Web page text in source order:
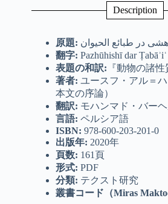
Description
原題: در طبائع الحیوان
翻字: Pazhūhishī dar
表題の和訳: 『動物の諸性
著者: ユースフ・アル＝
本文の序論）
翻訳: モハンマド・バー
言語: ペルシア語
ISBN: 978-600-203-201-0
出版年: 2020年
頁数: 161頁
形式: PDF
分類: テクスト研究
叢書コード（Miras